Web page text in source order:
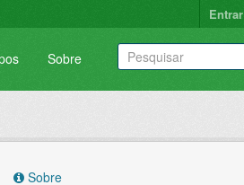
Entrar
Sobre
Sobre